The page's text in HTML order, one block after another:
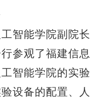
智能学院副院长
行参观了福建信息
智能学院的实验
设备的配置、人